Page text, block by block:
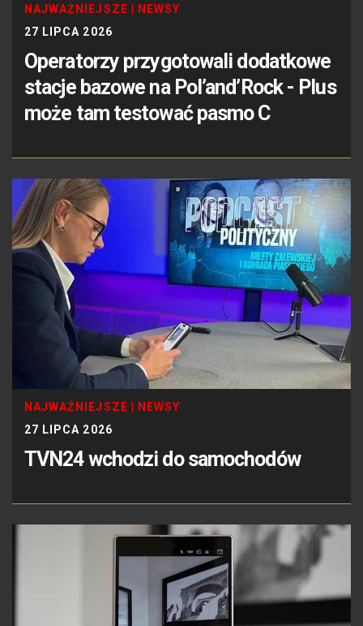
NAJWAŻNIEJSZE
NEWSY
27 LIPCA 2026
Operatorzy przygotowali dodatkowe
stacje bazowe na Pol’and’Rock - Plus
może tam testować pasmo C
NAJWAŻNIEJSZE
NEWSY
27 LIPCA 2026
TVN24 wchodzi do samochodów